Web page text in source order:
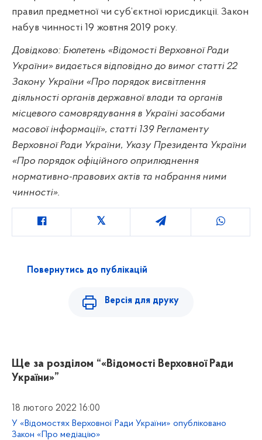
правил предметної чи суб’єктної юрисдикції. Закон
набув чинності 19 жовтня 2019 року.
Довідково: Бюлетень «Відомості Верховної Ради
України» видається відповідно до вимог статті 22
Закону України «Про порядок висвітлення
діяльності органів державної влади та органів
місцевого самоврядування в Україні засобами
масової інформації», статті 139 Регламенту
Верховної Ради України, Указу Президента України
«Про порядок офіційного оприлюднення
нормативно-правових актів та набрання ними
чинності».
Повернутись до публікацій
Версія для друку
Ще за розділом “«Відомості Верховної Ради
України»”
18 лютого 2022 16:00
У «Відомостях Верховної Ради України» опубліковано
Закон «Про медіацію»